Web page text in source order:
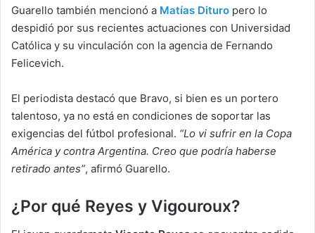
Guarello también mencionó a Matías Dituro pero lo
despidió por sus recientes actuaciones con Universidad
Católica y su vinculación con la agencia de Fernando
Felicevich.
El periodista destacó que Bravo, si bien es un portero
talentoso, ya no está en condiciones de soportar las
exigencias del fútbol profesional. “Lo vi sufrir en la Copa
América y contra Argentina. Creo que podría haberse
retirado antes”, afirmó Guarello.
¿Por qué Reyes y Vigouroux?